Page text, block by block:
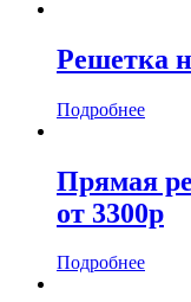
Решетка
Подробнее
Прямая
от 3300р
Подробнее